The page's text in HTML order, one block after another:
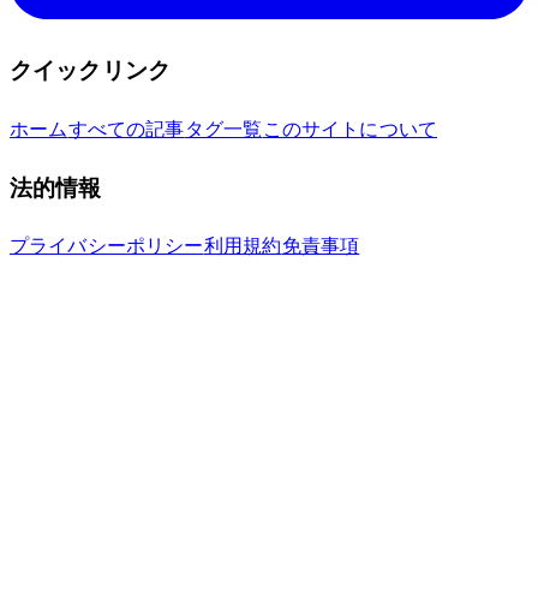
クイックリンク
ホームすべての記事タグ一覧 このサイトについて
法的情報
プライバシーポリシー利用規約免責事項